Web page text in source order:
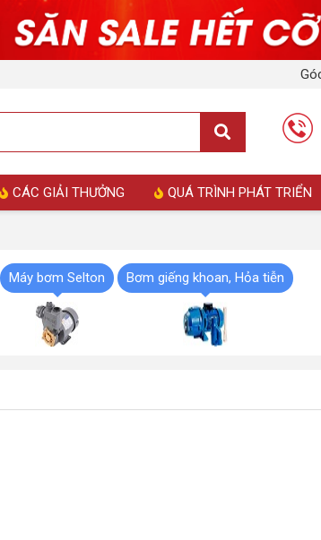
CÁC GIẢI THƯỞNG QUÁ TRÌNH PHÁT TRIỂN
Máy bơm Selton Bơm giếng khoan, Hỏa tiễn